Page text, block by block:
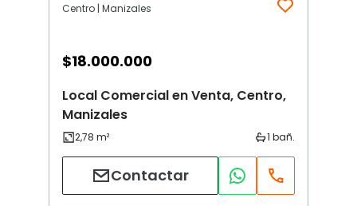
Centro | Manizales
$18.000.000
Local Comercial en Venta, Centro,
Manizales
Contactar